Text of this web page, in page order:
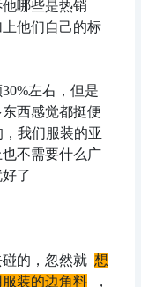
哪些是热销
他们自己的标
左右，但是
西感觉都挺便
我们服装的亚
不需要什么广
了
的，忽然就 想
装的边角料
，